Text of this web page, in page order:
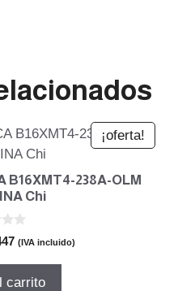
¡oferta!
B16XMT4-238A-OLM
Chi
El
actual
(IVA incluido)
carrito